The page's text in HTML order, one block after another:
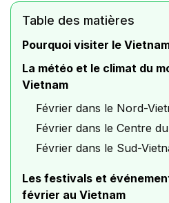
Table des matières
Pourquoi visiter le
La météo et le climat du
Vietnam
Février dans le Nord-
Février dans le Centre
Février dans le Sud-
Les festivals et
février au Vietnam